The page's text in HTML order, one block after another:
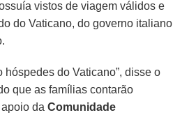
vistos de viagem válidos e
do Vaticano, do governo italiano
hóspedes do Vaticano”, disse o
que as famílias contarão
apoio daComunidade